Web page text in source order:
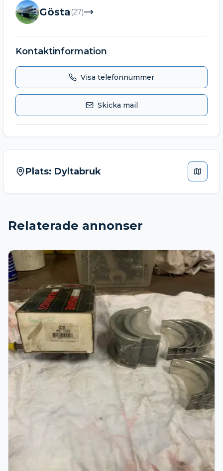
Gösta(27)
Kontaktinformation
Visa telefonnummer
Skicka mail
Plats: Dyltabruk
Relaterade annonser